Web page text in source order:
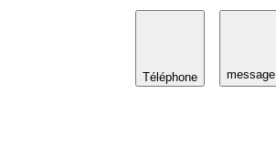
Téléphone message